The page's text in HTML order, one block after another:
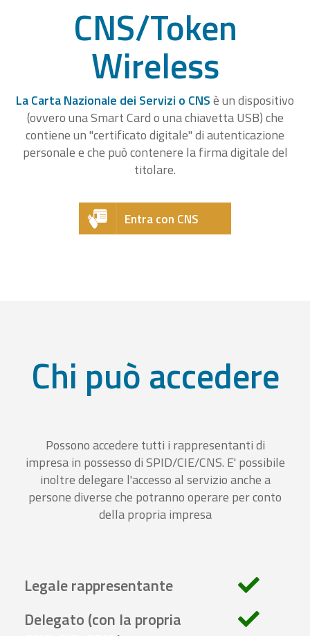
CNS/Token
Wireless
La Carta Nazionale dei Servizi o CNSè un dispositivo
(ovvero una Smart Card o una chiavetta USB) che
contiene un "certificato digitale" di autenticazione
personale e che può contenere la firma digitale del
titolare.
Entra con CNS
Chi può accedere
Possono accedere tutti i rappresentanti di
impresa in possesso di SPID/CIE/CNS. E' possibile
inoltre delegare l'accesso al servizio anche a
persone diverse che potranno operare per conto
della propria impresa
Legale rappresentante
Delegato (con la propria